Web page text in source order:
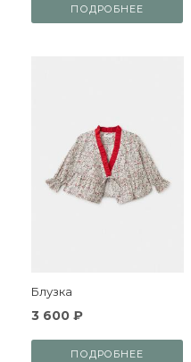
ПОДРОБНЕЕ
Блузка
3 600 ₽
ПОДРОБНЕЕ